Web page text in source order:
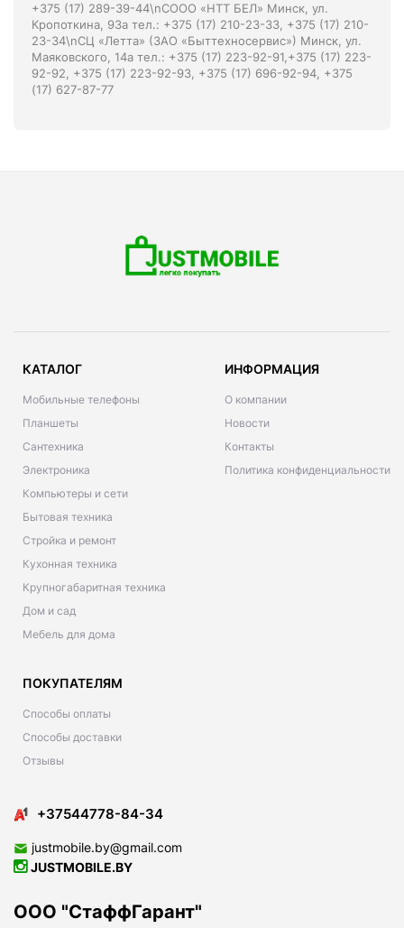
+375 (17) 289-39-44\nСООО «НТТ БЕЛ» Минск, ул.
Кропоткина, 93а тел.: +375 (17) 210-23-33, +375 (17) 210-
23-34\nСЦ «Летта» (ЗАО «Быттехносервис») Минск, ул.
Маяковского, 14а тел.: +375 (17) 223-92-91,+375 (17) 223-
92-92, +375 (17) 223-92-93, +375 (17) 696-92-94, +375
(17) 627-87-77
КАТАЛОГ
Мобильные телефоны
Планшеты
Сантехника
Электроника
Компьютеры и сети
Бытовая техника
Стройка и ремонт
Кухонная техника
Крупногабаритная техника
Дом и сад
Мебель для дома
ИНФОРМАЦИЯ
О компании
Новости
Контакты
Политика конфиденциальности
ПОКУПАТЕЛЯМ
Способы оплаты
Способы доставки
Отзывы
+37544778-84-34
justmobile.by@gmail.com
JUSTMOBILE.BY
ООО "СтаффГарант"